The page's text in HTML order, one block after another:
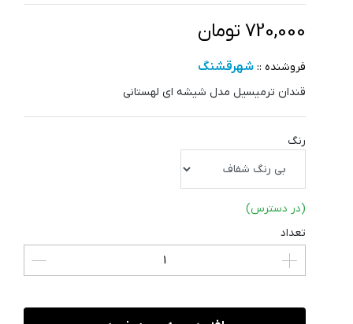
720,000 تومان
فروشنده :: شهرقشنگ
قندان ترمیسیل مدل شیشه ای لهستانی
رنگ
(در دسترس)
تعداد